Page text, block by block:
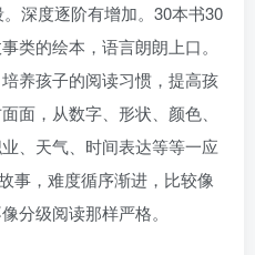
深度逐阶有增加。30本书30
类的绘本，语言朗朗上口。
养孩子的阅读习惯，提高孩
面，从数字、形状、颜色、
、天气、时间表达等等一应
事，难度循序渐进，比较像
分级阅读那样严格。